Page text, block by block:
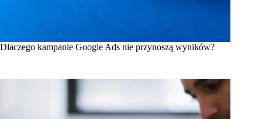
Dlaczego kampanie Google Ads nie przynoszą wyników?